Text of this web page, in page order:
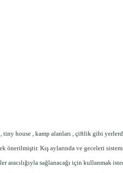
tiny house , kamp alanları , çiftlik gibi
Kış aylarında ve geceleri
sağlanacağı için kullanmak